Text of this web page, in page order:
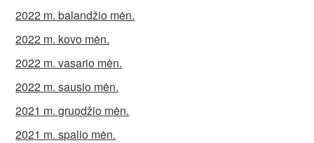
2022 m. balandžio mėn.
2022 m. kovo mėn.
2022 m. vasario mėn.
2022 m. sausio mėn.
2021 m. gruodžio mėn.
2021 m. spalio mėn.